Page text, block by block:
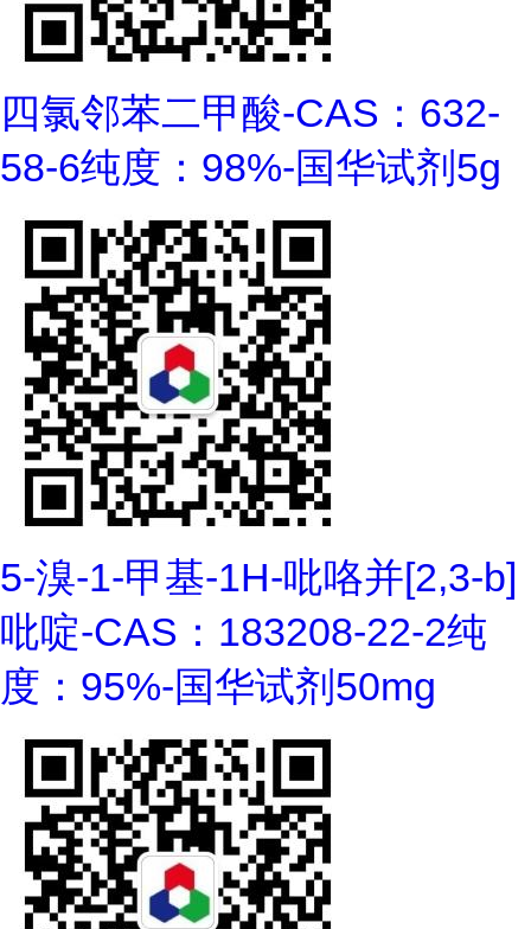
四氯邻苯二甲酸-CAS：632-
58-6纯度：98%-国华试剂5g
5-溴-1-甲基-1H-吡咯并[2,3-b]
吡啶-CAS：183208-22-2纯
度：95%-国华试剂50mg